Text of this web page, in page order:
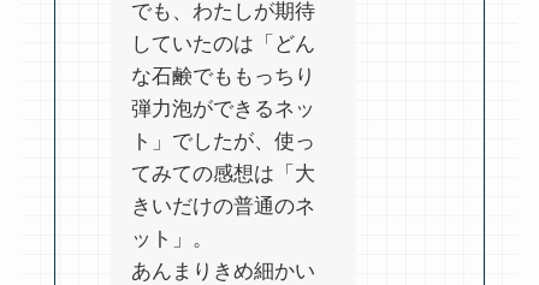
でも、わたしが期待
していたのは「どん
な石鹸でももっちり
弾力泡ができるネッ
ト」でしたが、使っ
てみての感想は「大
きいだけの普通のネ
ット」。
あんまりきめ細かい